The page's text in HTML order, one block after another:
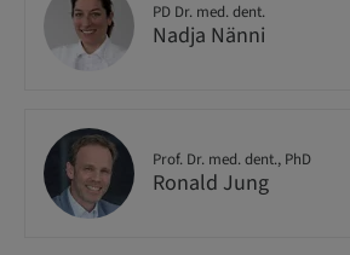
PD Dr. med. dent.
Nadja Nänni
Prof. Dr. med. dent., PhD
Ronald Jung